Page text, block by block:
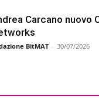
Carcano nuovo
BitMAT - 30/07/2026